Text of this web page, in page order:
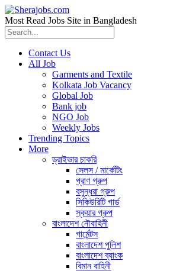
Most Read Jobs Site in Bangladesh
Contact Us
All Job
Garments and Textile
Kolkata Job Vacancy
Global Job
Bank job
NGO Job
Weekly Jobs
Trending Topics
More
ড্রাইভার চাকরি
সেলস / মার্কেটিং
প্রাণ গ্রুপ
বসুন্ধরা গ্রুপ
সিকিউরিটি গার্ড
স্কয়ার গ্রুপ
বাংলাদেশ নৌবাহিনী
গার্মেন্টস
বাংলাদেশ পুলিশ
বাংলাদেশ ব্যাংক
বিমান বাহিনী